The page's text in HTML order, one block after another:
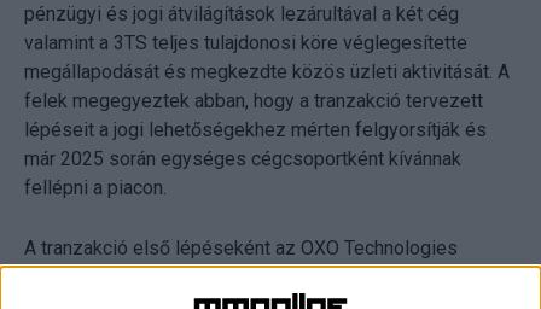
pénzügyi és jogi átvilágítások lezárultával a két cég
valamint a 3TS teljes tulajdonosi köre véglegesítette
megállapodását és megkezdte közös üzleti aktivitását. A
felek megegyeztek abban, hogy a tranzakció tervezett
lépéseit a jogi lehetőségekhez mérten felgyorsítják és
már 2025 során egységes cégcsoportként kívánnak
fellépni a piacon.
A tranzakció első lépéseként az OXO Technologies